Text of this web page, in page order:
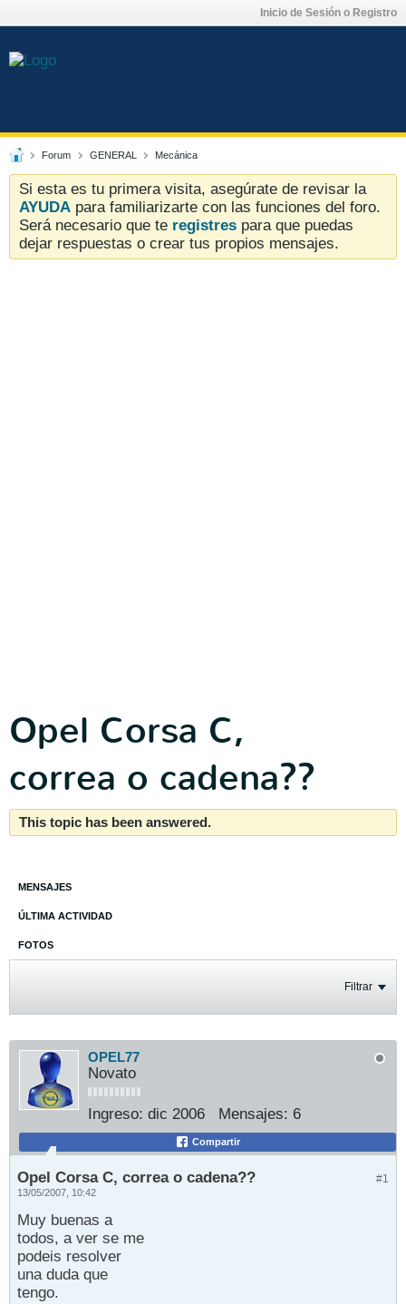
Inicio de Sesión o Registro
Forum GENERAL Mecánica
Si esta es tu primera visita, asegúrate de revisar la
AYUDA para familiarizarte con las funciones del foro.
Será necesario que te registres para que puedas
dejar respuestas o crear tus propios mensajes.
Opel Corsa C,
correa o cadena??
This topic has been answered.
MENSAJES
ÚLTIMA ACTIVIDAD
FOTOS
Filtrar
OPEL77
Novato
Ingreso: dic 2006 Mensajes: 6
Compartir
#1
Opel Corsa C, correa o cadena??
13/05/2007, 10:42
Muy buenas a
todos, a ver se me
podeis resolver
una duda que
tengo.